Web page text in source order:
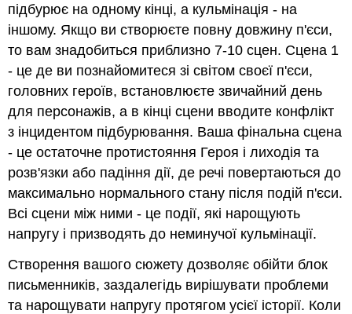
підбурює на одному кінці, а кульмінація - на
іншому. Якщо ви створюєте повну довжину п'єси,
то вам знадобиться приблизно 7-10 сцен. Сцена 1
- це де ви познайомитеся зі світом своєї п'єси,
головних героїв, встановлюєте звичайний день
для персонажів, а в кінці сцени вводите конфлікт
з інцидентом підбурювання. Ваша фінальна сцена
- це остаточне протистояння Героя і лиходія та
розв'язки або падіння дії, де речі повертаються до
максимально нормального стану після подій п'єси.
Всі сцени між ними - це події, які нарощують
напругу і призводять до неминучої кульмінації.
Створення вашого сюжету дозволяє обійти блок
письменників, заздалегідь вирішувати проблеми
та нарощувати напругу протягом усієї історії. Коли